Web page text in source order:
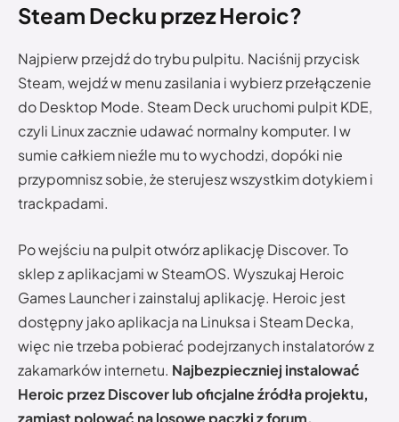
Steam Decku przez Heroic?
Najpierw przejdź do trybu pulpitu. Naciśnij przycisk
Steam, wejdź w menu zasilania i wybierz przełączenie
do Desktop Mode. Steam Deck uruchomi pulpit KDE,
czyli Linux zacznie udawać normalny komputer. I w
sumie całkiem nieźle mu to wychodzi, dopóki nie
przypomnisz sobie, że sterujesz wszystkim dotykiem i
trackpadami.
Po wejściu na pulpit otwórz aplikację Discover. To
sklep z aplikacjami w SteamOS. Wyszukaj Heroic
Games Launcher i zainstaluj aplikację. Heroic jest
dostępny jako aplikacja na Linuksa i Steam Decka,
więc nie trzeba pobierać podejrzanych instalatorów z
zakamarków internetu. Najbezpieczniej instalować
Heroic przez Discover lub oficjalne źródła projektu,
zamiast polować na losowe paczki z forum.